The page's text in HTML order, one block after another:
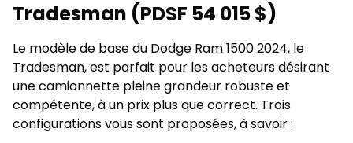
Tradesman (PDSF 54 015 $)
Le modèle de base du Dodge Ram 1500 2024, le
Tradesman, est parfait pour les acheteurs désirant
une camionnette pleine grandeur robuste et
compétente, à un prix plus que correct. Trois
configurations vous sont proposées, à savoir :